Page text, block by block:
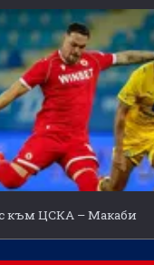
към ЦСКА – Макаби